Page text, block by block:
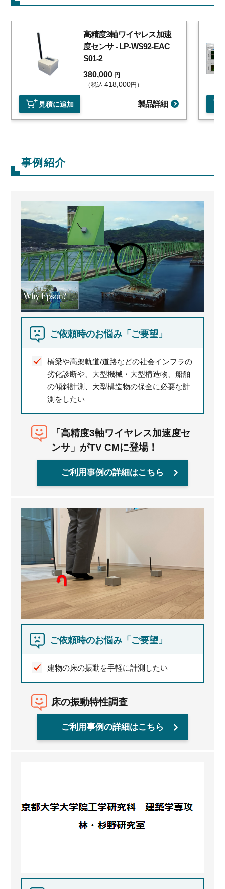
高精度3軸ワイヤレス加速
度センサ - LP-WS92-EAC
S01-2
380,000円
（税込 418,000円）
見積に追加 製品詳細
事例紹介
ご依頼時のお悩み「ご要望」
建物の床の振動を手軽に計測したい
床の振動特性調査
ご利用事例の詳細はこちら
ご依頼時のお悩み「ご要望」
橋梁や高架軌道/道路などの社会インフラの
劣化診断や、大型機械・大型構造物、船舶
の傾斜計測、大型構造物の保全に必要な計
測をしたい
「高精度3軸ワイヤレス加速度セ
ンサ」がTV CMに登場！
ご利用事例の詳細はこちら